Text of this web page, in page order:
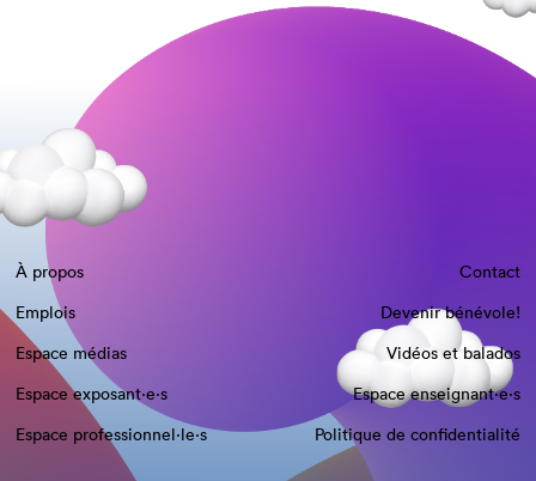
À propos
Contact
Emplois
Devenir bénévole!
Espace médias
Vidéos et balados
Espace exposant·e⋅s
Espace enseignant·e⋅s
Espace professionnel·le⋅s
Politique de confidentialité